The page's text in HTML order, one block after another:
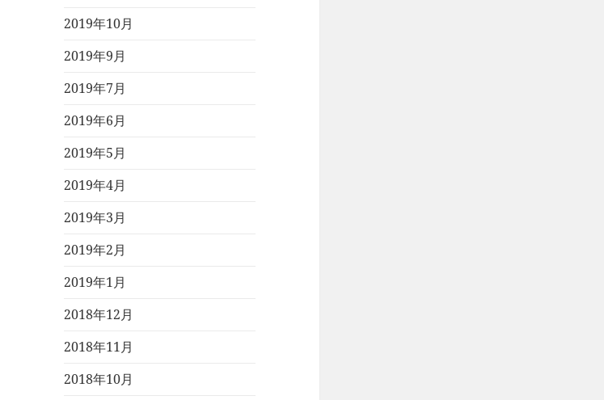
2019年10月
2019年9月
2019年7月
2019年6月
2019年5月
2019年4月
2019年3月
2019年2月
2019年1月
2018年12月
2018年11月
2018年10月